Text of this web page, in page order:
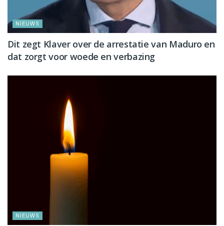
NIEUWS
Dit zegt Klaver over de arrestatie van Maduro en
dat zorgt voor woede en verbazing
NIEUWS